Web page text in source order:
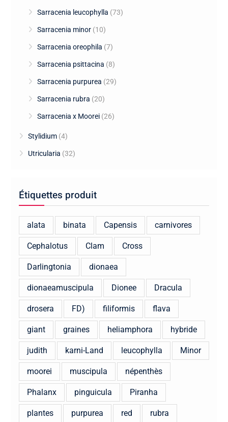
Sarracenia leucophylla (73)
Sarracenia minor (10)
Sarracenia oreophila (7)
Sarracenia psittacina (8)
Sarracenia purpurea (29)
Sarracenia rubra (20)
Sarracenia x Moorei (26)
Stylidium (4)
Utricularia (32)
Étiquettes produit
alata binata Capensis carnivores
Cephalotus Clam Cross
Darlingtonia dionaea
dionaeamuscipula Dionee Dracula
drosera FD) filiformis flava
giant graines heliamphora hybride
judith karni-Land leucophylla Minor
moorei muscipula népenthès
Phalanx pinguicula Piranha
plantes purpurea red rubra